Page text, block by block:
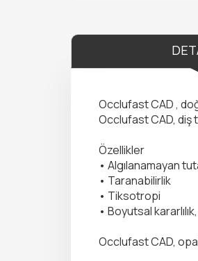
Occlufast CAD ,
Occlufast CAD, diş
Özellikler
• Algılanamayan
• Taranabilirlik
• Tiksotropi
• Boyutsal
Occlufast CAD,